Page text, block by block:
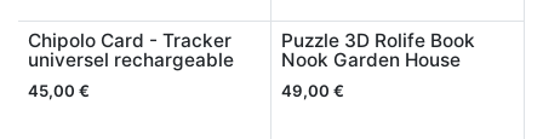
Chipolo Card - Tracker
universel rechargeable
45,00 €
Puzzle 3D Rolife Book
Nook Garden House
49,00 €